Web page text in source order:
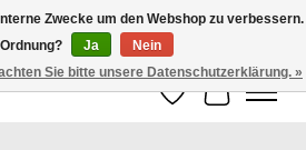
Motorrad
Wunschzettel
Ihr
Zwecke um den Webshop zu verbessern.
Ja
Nein
Sie bitte unsere Datenschutzerklärung. »